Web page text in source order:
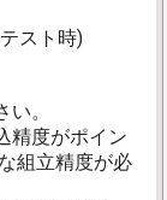
スト時)
。
精度がポイン
組立精度が必